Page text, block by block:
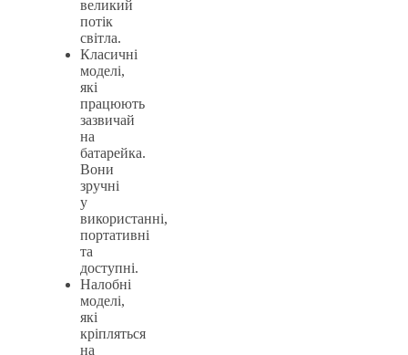
великий
потік
світла.
Класичні
моделі,
які
працюють
зазвичай
на
батарейка.
Вони
зручні
у
використанні,
портативні
та
доступні.
Налобні
моделі,
які
кріпляться
на